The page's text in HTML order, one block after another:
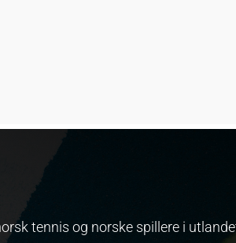
tennis og norske spillere i